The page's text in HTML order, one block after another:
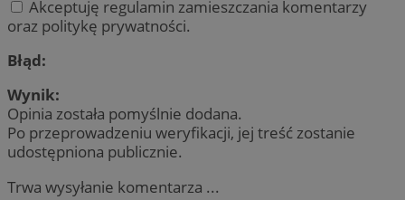
Akceptuję regulamin zamieszczania komentarzy
oraz politykę prywatności.
Błąd:
Wynik:
Opinia została pomyślnie dodana.
Po przeprowadzeniu weryfikacji, jej treść zostanie
udostępniona publicznie.
Trwa wysyłanie komentarza ...